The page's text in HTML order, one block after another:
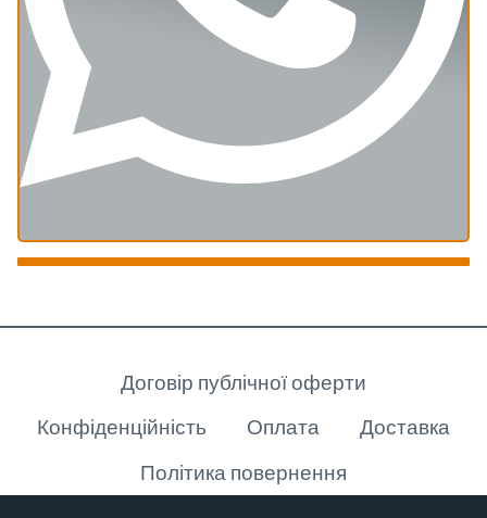
Договір публічної оферти
Конфіденційність
Оплата
Доставка
Політика повернення